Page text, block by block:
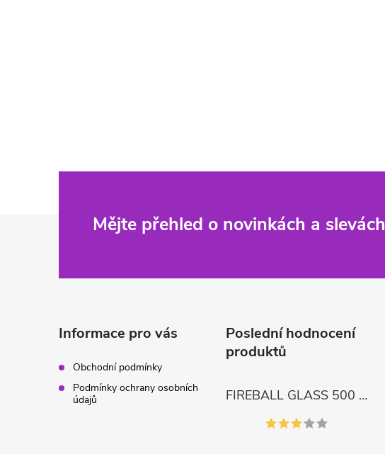
Mějte přehled o novinkách a slevách
Informace pro vás
Obchodní podmínky
Podmínky ochrany osobních
údajů
Poslední hodnocení
produktů
FIREBALL GLASS 500 ml – čisticí prostředek na skla a LCD displeje